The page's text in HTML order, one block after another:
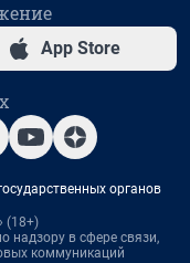
App Store
органов
(18+)
надзору в сфере связи,
коммуникаций